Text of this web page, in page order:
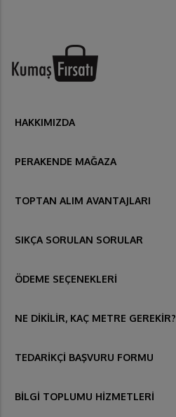
HAKKIMIZDA
PERAKENDE MAĞAZA
TOPTAN ALIM AVANTAJLARI
SIKÇA SORULAN SORULAR
ÖDEME SEÇENEKLERİ
NE DİKİLİR, KAÇ METRE GEREKİR?
TEDARİKÇİ BAŞVURU FORMU
BİLGİ TOPLUMU HİZMETLERİ